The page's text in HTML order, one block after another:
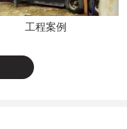
工程案例